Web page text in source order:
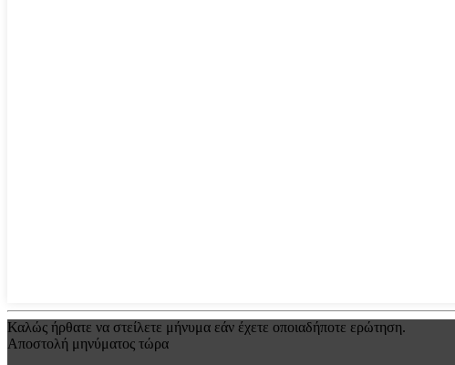
Καλώς ήρθατε να στείλετε μήνυμα εάν έχετε οποιαδήποτε ερώτηση.
Αποστολή μηνύματος τώρα